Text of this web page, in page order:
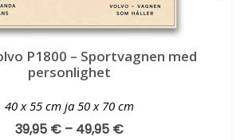
P1800 – Sportvagnen med
personlighet
40 x 55 cm ja 50 x 70 cm
39,95 € – 49,95 €